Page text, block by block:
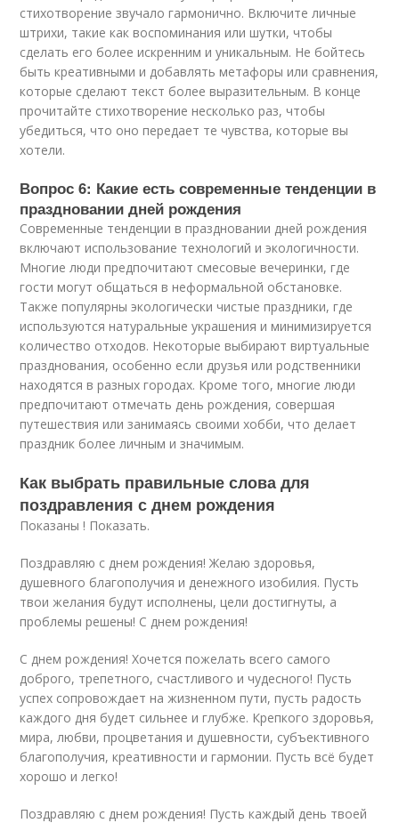
стихотворение звучало гармонично. Включите личные
штрихи, такие как воспоминания или шутки, чтобы
сделать его более искренним и уникальным. Не бойтесь
быть креативными и добавлять метафоры или сравнения,
которые сделают текст более выразительным. В конце
прочитайте стихотворение несколько раз, чтобы
убедиться, что оно передает те чувства, которые вы
хотели.
Вопрос 6: Какие есть современные тенденции в
праздновании дней рождения
Современные тенденции в праздновании дней рождения
включают использование технологий и экологичности.
Многие люди предпочитают смесовые вечеринки, где
гости могут общаться в неформальной обстановке.
Также популярны экологически чистые праздники, где
используются натуральные украшения и минимизируется
количество отходов. Некоторые выбирают виртуальные
празднования, особенно если друзья или родственники
находятся в разных городах. Кроме того, многие люди
предпочитают отмечать день рождения, совершая
путешествия или занимаясь своими хобби, что делает
праздник более личным и значимым.
Как выбрать правильные слова для
поздравления с днем рождения
Показаны ! Показать.
Поздравляю с днем рождения! Желаю здоровья,
душевного благополучия и денежного изобилия. Пусть
твои желания будут исполнены, цели достигнуты, а
проблемы решены! С днем рождения!
С днем рождения! Хочется пожелать всего самого
доброго, трепетного, счастливого и чудесного! Пусть
успех сопровождает на жизненном пути, пусть радость
каждого дня будет сильнее и глубже. Крепкого здоровья,
мира, любви, процветания и душевности, субъективного
благополучия, креативности и гармонии. Пусть всё будет
хорошо и легко!
Поздравляю с днем рождения! Пусть каждый день твоей